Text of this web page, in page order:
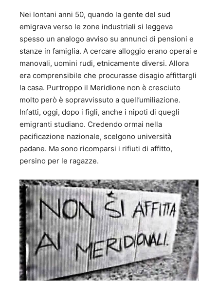
Nei lontani anni 50, quando la gente del sud
emigrava verso le zone industriali si leggeva
spesso un analogo avviso su annunci di pensioni e
stanze in famiglia. A cercare alloggio erano operai e
manovali, uomini rudi, etnicamente diversi. Allora
era comprensibile che procurasse disagio affittargli
la casa. Purtroppo il Meridione non è cresciuto
molto però è sopravvissuto a quell’umiliazione.
Infatti, oggi, dopo i figli, anche i nipoti di quegli
emigranti studiano. Credendo ormai nella
pacificazione nazionale, scelgono università
padane. Ma sono ricomparsi i rifiuti di affitto,
persino per le ragazze.